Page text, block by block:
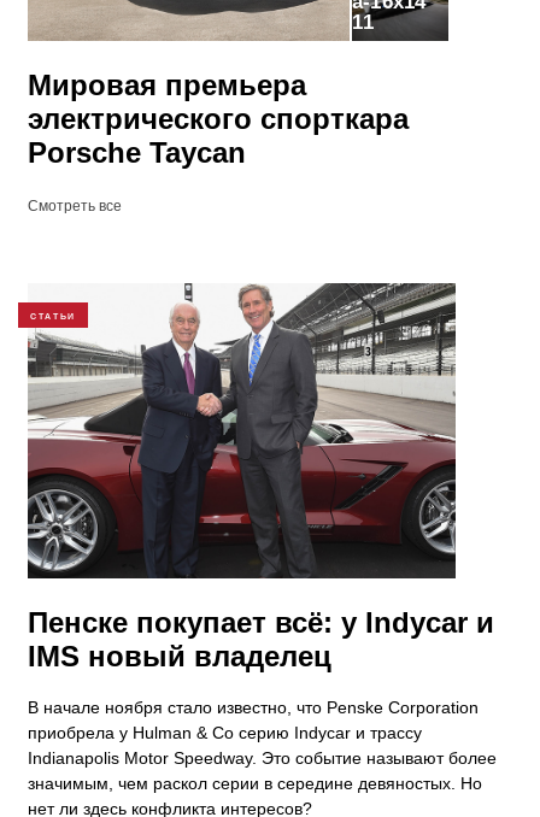
11
Мировая премьера
электрического спорткара
Porsche Taycan
Смотреть все
СТАТЬИ
​Пенске покупает всё: у Indycar и
IMS новый владелец
В начале ноября стало известно, что Penske Corporation
приобрела у Hulman & Co серию Indycar и трассу
Indianapolis Motor Speedway. Это событие называют более
значимым, чем раскол серии в середине девяностых. Но
нет ли здесь конфликта интересов?